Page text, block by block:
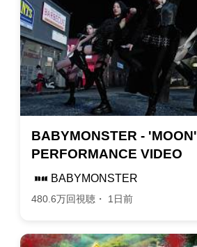
BABYMONSTER - 'MOON'
PERFORMANCE VIDEO
BABYMONSTER
480.6万回視聴・ 1日前